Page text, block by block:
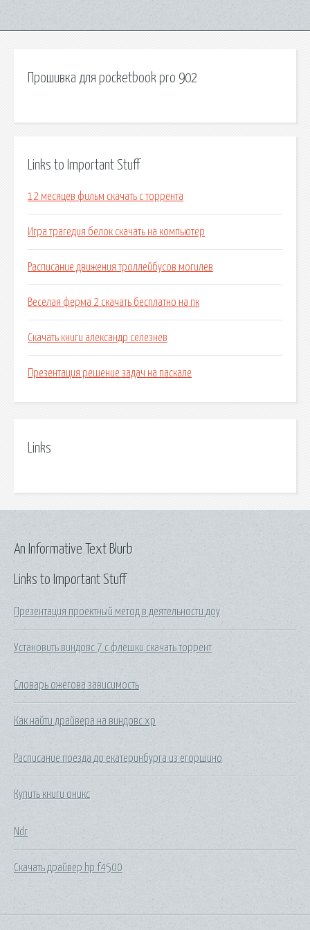
Прошивка для pocketbook pro 902
Links to Important Stuff
12 месяцев фильм скачать с торрента
Игра трагедия белок скачать на компьютер
Расписание движения троллейбусов могилев
Веселая ферма 2 скачать бесплатно на пк
Скачать книги александр селезнев
Презентация решение задач на паскале
Links
Links to Important Stuff
Презентация проектный метод в деятельности доу
Установить виндовс 7 с флешки скачать торрент
Словарь ожегова зависимость
Как найти драйвера на виндовс хр
Расписание поезда до екатеринбурга из егоршино
Купить книги оникс
Ndr
Скачать драйвер hp f4500
An Informative Text Blurb